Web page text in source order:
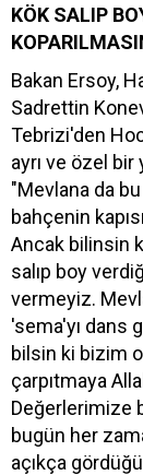
KÖK SALIP
Bakan Ersoy,
Sadrettin
Tebrizi'den
ayrı ve özel
"Mevlana da
bahçenin
Ancak bilinsin
salıp boy
vermeyiz.
'sema'yı dans
bilsin ki bizim
çarpıtmaya
Değerlerimize
bugün her
açıkça